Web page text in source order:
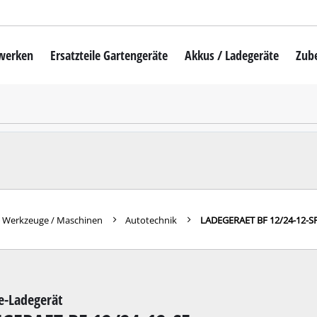
Ersatzteile Gartengeräte
Akku-Rasenmäher
Elektro-Rasenmäher
Akku-Rasentrimmer
Elektro-Rasentrimmer
Akku-Sensen
Akkus / Ladegeräte
/ Maschinen Autotechnik LADEGERAET BF 12/24-12-
Ladegerät